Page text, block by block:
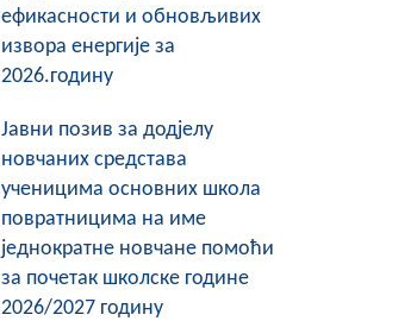
ефикасности и обновљивих
извора енергије за
2026.годину
Јавни позив за додјелу
новчаних средстава
ученицима основних школа
повратницима на име
једнократне новчане помоћи
за почетак школске године
2026/2027 годину